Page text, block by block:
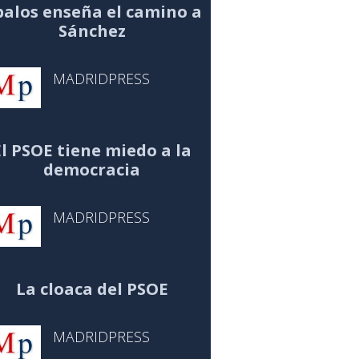
enseña el camino a
Sánchez
MADRIDPRESS
PSOE tiene miedo a la
democracia
MADRIDPRESS
La cloaca del PSOE
MADRIDPRESS